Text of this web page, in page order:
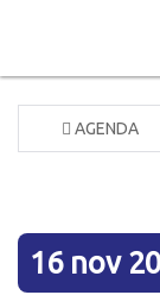
AGENDA
16 nov